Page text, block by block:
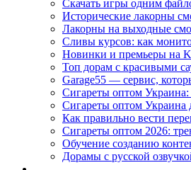
Скачать игры одним
Исторические лакорны
Лакорны на выходные
Сливы курсов: как
Новинки и премьеры на
Топ дорам с красивыми
Garage55 — сервис,
Сигареты оптом
Сигареты оптом Украина
Как правильно вести
Сигареты оптом 2026:
Обучение созданию
Дорамы с русской